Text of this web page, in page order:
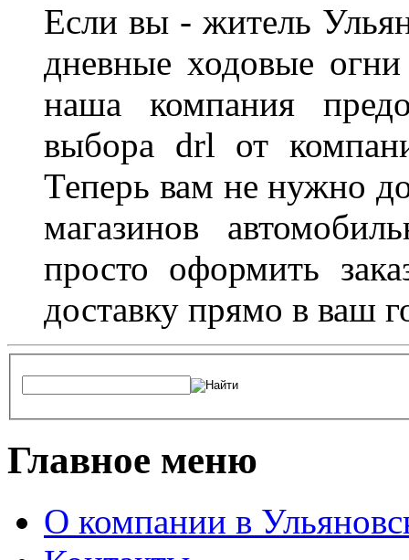
Если вы - житель
дневные ходовые
наша компания
выбора drl от
Теперь вам не нужно
магазинов
просто оформить
доставку прямо в ваш
Главное меню
О компании в